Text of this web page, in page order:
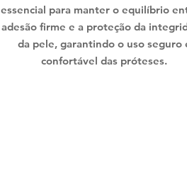
essencial para manter o equilíbrio
adesão firme e a proteção da
da pele, garantindo o uso seguro
confortável das próteses.